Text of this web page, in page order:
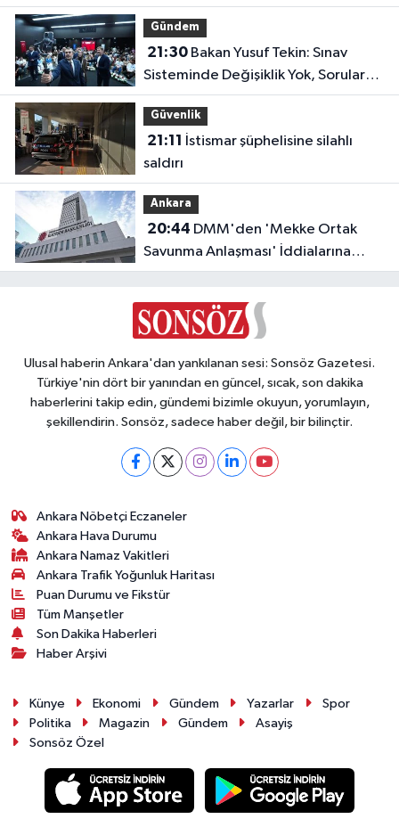
Yayında!
Gündem
21:30Bakan Yusuf Tekin: Sınav
Sisteminde Değişiklik Yok, Sorular
Yeni Müfredata Uygun Olacak
Güvenlik
21:11
saldırı
Ankara
20:44
Savunma Anlaşması' İddialarına
Yalanlama
Ulusal haberin Ankara'dan yankılanan sesi: Sonsöz Gazetesi.
Türkiye'nin dört bir yanından en güncel, sıcak, son dakika
haberlerini takip edin, gündemi bizimle okuyun, yorumlayın,
şekillendirin. Sonsöz, sadece haber değil, bir bilinçtir.
Ankara Nöbetçi Eczaneler
Ankara Hava Durumu
Ankara Namaz Vakitleri
Ankara Trafik Yoğunluk Haritası
Puan Durumu ve Fikstür
Tüm Manşetler
Son Dakika Haberleri
Haber Arşivi
Künye Ekonomi Gündem Yazarlar
Spor
Politika
Magazin Gündem
Asayiş
Sonsöz Özel